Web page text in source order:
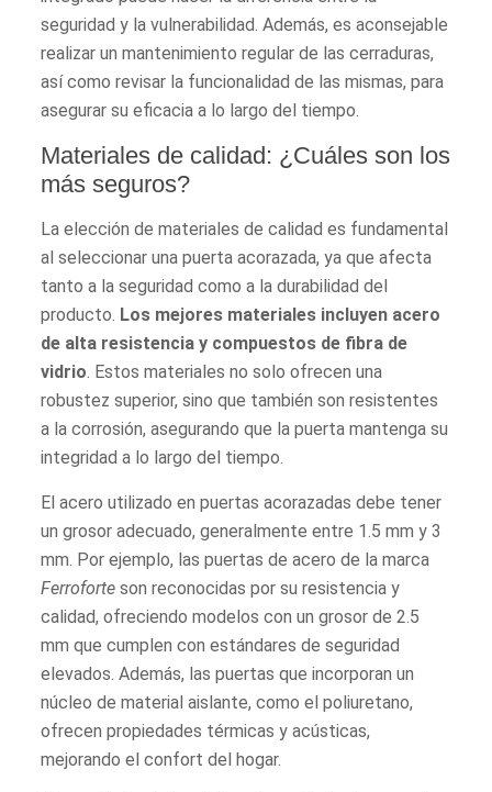
seguridad y la vulnerabilidad. Además, es aconsejable
realizar un mantenimiento regular de las cerraduras,
así como revisar la funcionalidad de las mismas, para
asegurar su eficacia a lo largo del tiempo.
Materiales de calidad: ¿Cuáles son los
más seguros?
La elección de materiales de calidad es fundamental
al seleccionar una puerta acorazada, ya que afecta
tanto a la seguridad como a la durabilidad del
producto. Los mejores materiales incluyen acero
de alta resistencia y compuestos de fibra de
vidrio . Estos materiales no solo ofrecen una
robustez superior, sino que también son resistentes
a la corrosión, asegurando que la puerta mantenga su
integridad a lo largo del tiempo.
El acero utilizado en puertas acorazadas debe tener
un grosor adecuado, generalmente entre 1.5 mm y 3
mm. Por ejemplo, las puertas de acero de la marca
Ferroforte son reconocidas por su resistencia y
calidad, ofreciendo modelos con un grosor de 2.5
mm que cumplen con estándares de seguridad
elevados. Además, las puertas que incorporan un
núcleo de material aislante, como el poliuretano,
ofrecen propiedades térmicas y acústicas,
mejorando el confort del hogar.